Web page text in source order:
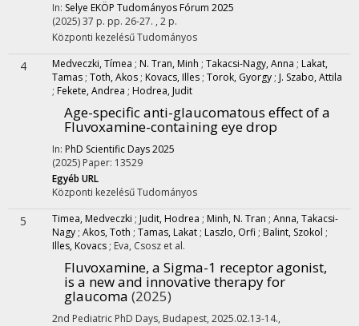
In: Selye EKÖP Tudományos Fórum 2025
(2025)37 p. pp. 26-27. , 2 p.
Központi kezelésűTudományos
4 Medveczki, Tímea ; N. Tran, Minh ; Takacsi-Nagy, Anna ; Lakat,
Tamas ; Toth, Akos ; Kovacs, Illes ; Torok, Gyorgy ; J. Szabo, Attila
; Fekete, Andrea ; Hodrea, Judit
Age-specific anti-glaucomatous effect of a
Fluvoxamine-containing eye drop
In: PhD Scientific Days 2025
(2025) Paper: 13529
Egyéb URL
Központi kezelésűTudományos
5 Timea, Medveczki ; Judit, Hodrea ; Minh, N. Tran ; Anna, Takacsi-
Nagy ; Akos, Toth ; Tamas, Lakat ; Laszlo, Orfi ; Balint, Szokol ;
Illes, Kovacs ; Eva, Csosz et al.
Fluvoxamine, a Sigma-1 receptor agonist,
is a new and innovative therapy for
glaucoma (2025)
2nd Pediatric PhD Days, Budapest, 2025.02.13-14.,